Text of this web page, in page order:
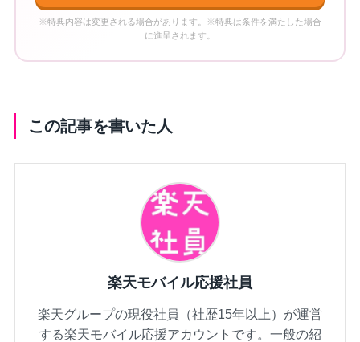
※特典内容は変更される場合があります。※特典は条件を満たした場合
に進呈されます。
この記事を書いた人
楽天モバイル応援社員
楽天グループの現役社員（社歴15年以上）が運営
する楽天モバイル応援アカウントです。一般の紹